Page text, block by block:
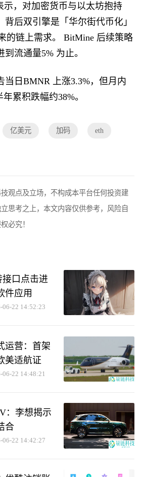
示，对加密货币与以太坊抱持
背后双引擎是「华尔街代币化」
的链上需求。 BitMine 后续策略
流通量5% 为止。
当日BMNR 上涨3.3%，但月内
累积跌幅约38%。
亿美元 加码 eth
观点及立场，不构成本平台任何投资建
思考之上，本文内容仅供参考，风险自
必究！
口点击进
件应用
06-22 14:52:23
运营：首架
美适航证
06-22 14:48:21
：李想揭示
合
06-22 14:42:27